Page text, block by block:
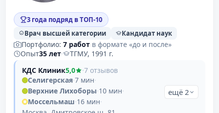
3 года подряд в ТОП-10
Врач высшей категории
Кандидат наук
Портфолио: 7 работ в формате «до и после»
Опыт35 лет·
ТГМУ, 1991 г.
КДС Клиник5,0 ·7 отзывов
Селигерская·7 мин·
Верхние Лихоборы·10 мин·
Моссельмаш·16 мин·
ещё 2